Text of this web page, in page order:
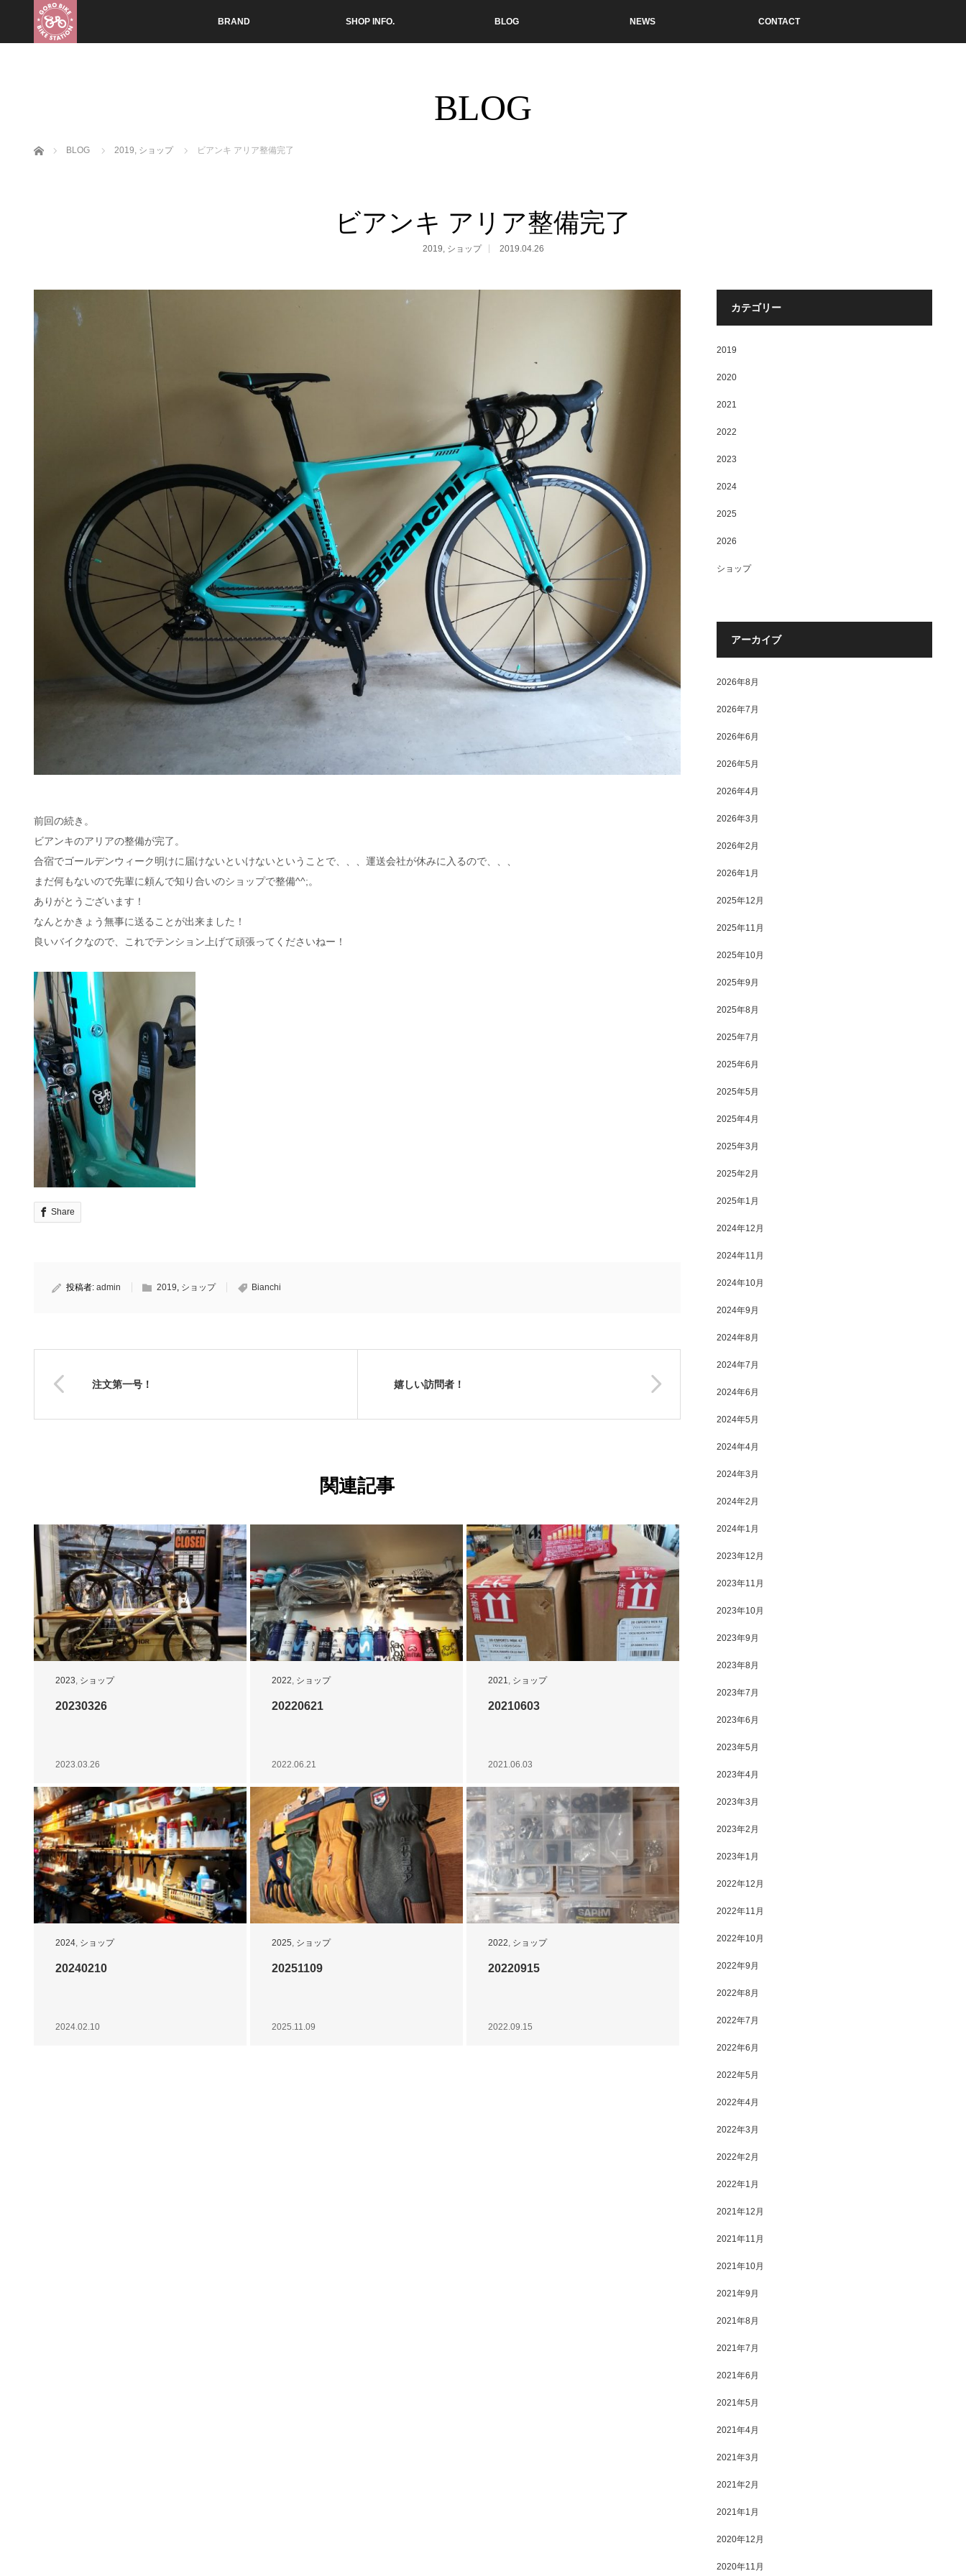
BRAND SHOP INFO. BLOG NEWS CONTACT
BLOG
ホーム BLOG 2019, ショップ ビアンキ アリア整備完了
ビアンキ アリア整備完了
2019, ショップ 2019.04.26
前回の続き。
ビアンキのアリアの整備が完了。
合宿でゴールデンウィーク明けに届けないといけないということで、、、運送会社が休みに入るので、、、
まだ何もないので先輩に頼んで知り合いのショップで整備^^;。
ありがとうございます！
なんとかきょう無事に送ることが出来ました！
良いバイクなので、これでテンション上げて頑張ってくださいねー！
Share
投稿者: admin 2019, ショップ Bianchi
注文第一号！ 嬉しい訪問者！
関連記事
2023, ショップ
20230326
2023.03.26
2022, ショップ
20220621
2022.06.21
2021, ショップ
20210603
2021.06.03
2024, ショップ
20240210
2024.02.10
2025, ショップ
20251109
2025.11.09
2022, ショップ
20220915
2022.09.15
カテゴリー
2019
2020
2021
2022
2023
2024
2025
2026
ショップ
アーカイブ
2026年8月
2026年7月
2026年6月
2026年5月
2026年4月
2026年3月
2026年2月
2026年1月
2025年12月
2025年11月
2025年10月
2025年9月
2025年8月
2025年7月
2025年6月
2025年5月
2025年4月
2025年3月
2025年2月
2025年1月
2024年12月
2024年11月
2024年10月
2024年9月
2024年8月
2024年7月
2024年6月
2024年5月
2024年4月
2024年3月
2024年2月
2024年1月
2023年12月
2023年11月
2023年10月
2023年9月
2023年8月
2023年7月
2023年6月
2023年5月
2023年4月
2023年3月
2023年2月
2023年1月
2022年12月
2022年11月
2022年10月
2022年9月
2022年8月
2022年7月
2022年6月
2022年5月
2022年4月
2022年3月
2022年2月
2022年1月
2021年12月
2021年11月
2021年10月
2021年9月
2021年8月
2021年7月
2021年6月
2021年5月
2021年4月
2021年3月
2021年2月
2021年1月
2020年12月
2020年11月